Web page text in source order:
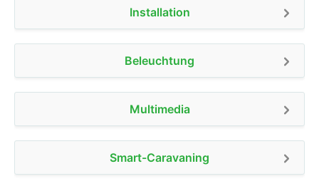
Installation
Beleuchtung
Multimedia
Smart-Caravaning